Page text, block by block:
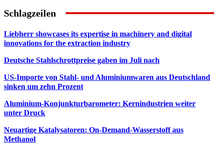
Schlagzeilen
Liebherr showcases its expertise in machinery and digital
innovations for the extraction industry
Deutsche Stahlschrottpreise gaben im Juli nach
US-Importe von Stahl- und Aluminiumwaren aus Deutschland
sinken um zehn Prozent
Aluminium-Konjunkturbarometer: Kernindustrien weiter
unter Druck
Neuartige Katalysatoren: On-Demand-Wasserstoff aus
Methanol